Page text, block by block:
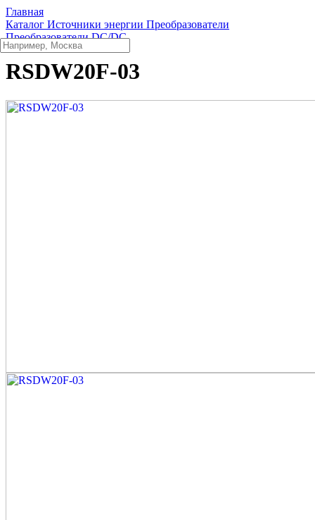
Главная
Каталог Источники энергии Преобразователи
Преобразователи DC/DC
RSDW20F-03